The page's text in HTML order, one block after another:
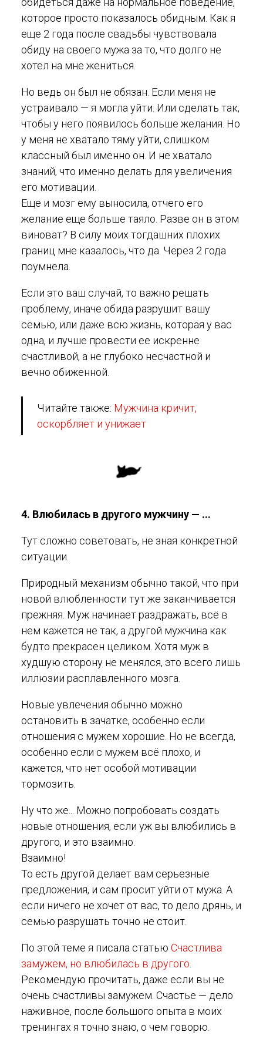
которое просто показалось обидным. Как я
еще 2 года после свадьбы чувствовала
обиду на своего мужа за то, что долго не
хотел на мне жениться.
Но ведь он был не обязан. Если меня не
устраивало — я могла уйти. Или сделать так,
чтобы у него появилось больше желания. Но
у меня не хватало тяму уйти, слишком
классный был именно он. И не хватало
знаний, что именно делать для увеличения
его мотивации.
Еще и мозг ему выносила, отчего его
желание еще больше таяло. Разве он в этом
виноват? В силу моих тогдашних плохих
границ мне казалось, что да. Через 2 года
поумнела.
Если это ваш случай, то важно решать
проблему, иначе обида разрушит вашу
семью, или даже всю жизнь, которая у вас
одна, и лучше провести ее искренне
счастливой, а не глубоко несчастной и
вечно обиженной.
Читайте также: Мужчина кричит,
оскорбляет и унижает
4. Влюбилась в другого мужчину — ...
Тут сложно советовать, не зная конкретной
ситуации.
Природный механизм обычно такой, что при
новой влюбленности тут же заканчивается
прежняя. Муж начинает раздражать, всё в
нем кажется не так, а другой мужчина как
будто прекрасен целиком. Хотя муж в
худшую сторону не менялся, это всего лишь
иллюзии расплавленного мозга.
Новые увлечения обычно можно
остановить в зачатке, особенно если
отношения с мужем хорошие. Но не всегда,
особенно если с мужем всё плохо, и
кажется, что нет особой мотивации
тормозить.
Ну что же... Можно попробовать создать
новые отношения, если уж вы влюбились в
другого, и это взаимно.
Взаимно!
То есть другой делает вам серьезные
предложения, и сам просит уйти от мужа. А
если ничего не хочет от вас, то дело дрянь, и
семью разрушать точно не стоит.
По этой теме я писала статью Счастлива
замужем, но влюбилась в другого.
Рекомендую прочитать, даже если вы не
очень счастливы замужем. Счастье — дело
наживное, после большого опыта в моих
тренингах я точно знаю, о чем говорю.